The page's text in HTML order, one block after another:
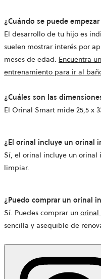
¿Cuándo se puede
El desarrollo de tu hijo es
suelen mostrar interés por
meses de edad. Encuentra
entrenamiento para ir al
¿Cuáles son las
El Orinal Smart mide 25,5 x
¿El orinal incluye un orinal
Sí, el orinal incluye un orinal
limpiar.
¿Puedo comprar un orinal
Sí. Puedes comprar un
sencilla y asequible de